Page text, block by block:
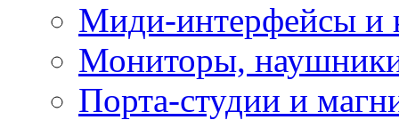
Миди-интерфейсы и
Мониторы,
Порта-студии и